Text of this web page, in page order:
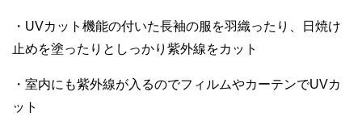
・UVカット機能の付いた長袖の服を羽織ったり、日焼け
止めを塗ったりとしっかり紫外線をカット
・室内にも紫外線が入るのでフィルムやカーテンでUVカ
ット